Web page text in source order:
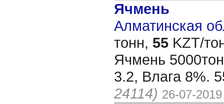
Ячмень
Алматинская
тонн, 55 KZT/
Ячмень
3.2, Влага 8%.
24114) 26-07-2019